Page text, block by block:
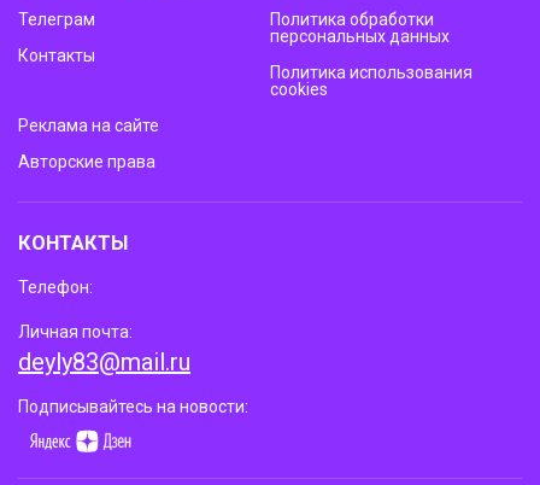
Телеграм
Контакты
Политика обработки
персональных данных
Политика использования
cookies
Реклама на сайте
Авторские права
КОНТАКТЫ
Телефон:
Личная почта:
deyly83@mail.ru
Подписывайтесь на новости: